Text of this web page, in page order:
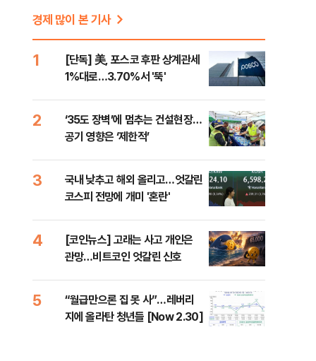
경제 많이 본 기사
1
[단독] 美, 포스코 후판 상계관세
1%대로…3.70%서 '뚝'
2
‘35도 장벽’에 멈추는 건설현장…
공기 영향은 ‘제한적’
3
국내 낮추고 해외 올리고…엇갈린
코스피 전망에 개미 '혼란'
4
[코인뉴스] 고래는 사고 개인은
관망…비트코인 엇갈린 신호
5
“월급만으론 집 못 사”…레버리
지에 올라탄 청년들 [Now 2.30]